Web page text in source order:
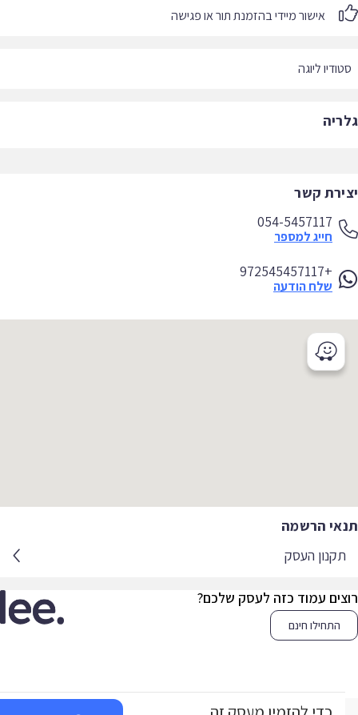
אישור מיידי בהזמנת תור או פגישה
ליוגה‏
קשר
054-5457117
חייג למספר
+972545457117
שלח הודעה
הרשמה
תקנון העסק
עמוד כזה לעסק שלכם?
התחילו חינם